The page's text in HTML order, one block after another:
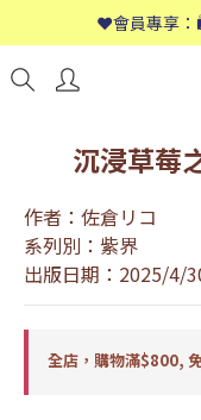
📱歡迎
❤️會員專享
📱歡迎
沉浸草莓
作者：佐倉リコ
系列別：紫界
出版日期：2025/4/
全店，購物滿$800,